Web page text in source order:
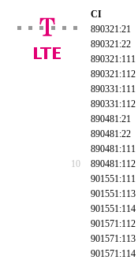
CI
890321:21
890321:22
890321:111
890321:112
890331:111
890331:112
890481:21
890481:22
890481:111
10
890481:112
901551:111
901551:113
901551:114
901571:112
901571:113
901571:114